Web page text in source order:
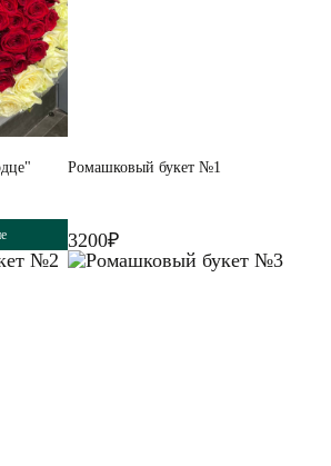
Ромашковый букет №1
3200₽